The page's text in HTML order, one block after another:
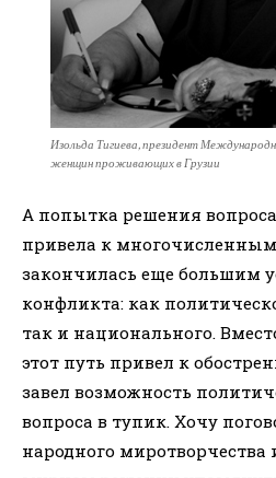
Изольда Тигиева, президент
женщин проживающих в Грузии
А попытка решения
привела к
закончилась еще большим
конфликта: как
так и национального.
этот путь привел к
завел возможность
вопроса в тупик. Хочу
народного